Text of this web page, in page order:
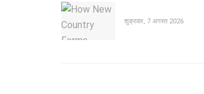
शुक्रवार, 7 अगस्त 2026